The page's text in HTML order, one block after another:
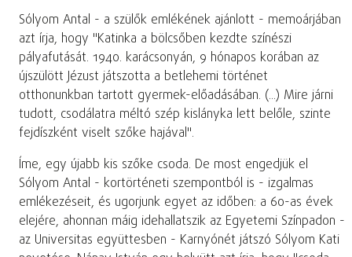
Sólyom Antal - a szülők emlékének ajánlott - memoárjában
azt írja, hogy "Katinka a bölcsőben kezdte színészi
pályafutását. 1940. karácsonyán, 9 hónapos korában az
újszülött Jézust játszotta a betlehemi történet
otthonunkban tartott gyermek-előadásában. (...) Mire járni
tudott, csodálatra méltó szép kislányka lett belőle, szinte
fejdíszként viselt szőke hajával".
Íme, egy újabb kis szőke csoda. De most engedjük el
Sólyom Antal - kortörténeti szempontból is - izgalmas
emlékezéseit, és ugorjunk egyet az időben: a 60-as évek
elejére, ahonnan máig idehallatszik az Egyetemi Színpadon -
az Universitas együttesben - Karnyónét játszó Sólyom Kati